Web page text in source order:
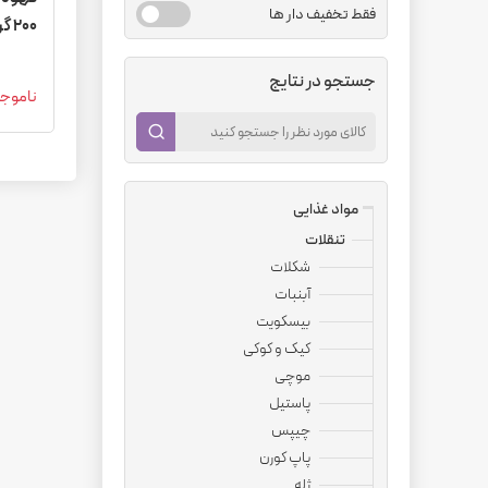
فقط تخفیف دار ها
جستجو در نتایج
مواد غذایی
تنقلات
شکلات
آبنبات
بیسکویت
کیک و کوکی
موچی
پاستیل
چیپس
پاپ کورن
200 گرمی - باکس 6 عددی عمده